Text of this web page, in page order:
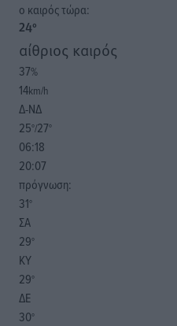
o καιρός τώρα:
24°
αίθριος καιρός
37%
14km/h
Δ-ΝΔ
25°/27°
06:18
20:07
πρόγνωση:
31°
ΣΑ
29°
ΚΥ
29°
ΔΕ
30°